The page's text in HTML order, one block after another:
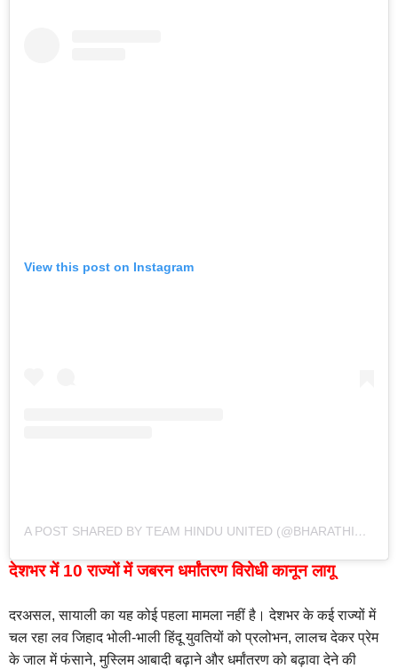
View this post on Instagram
A POST SHARED BY TEAM HINDU UNITED (@BHARATHINDUEKTA)
देशभर में 10 राज्यों में जबरन धर्मांतरण विरोधी कानून लागू
दरअसल, सायाली का यह कोई पहला मामला नहीं है। देशभर के कई राज्यों में
चल रहा लव जिहाद भोली-भाली हिंदू युवतियों को प्रलोभन, लालच देकर प्रेम
के जाल में फंसाने, मुस्लिम आबादी बढ़ाने और धर्मांतरण को बढ़ावा देने की